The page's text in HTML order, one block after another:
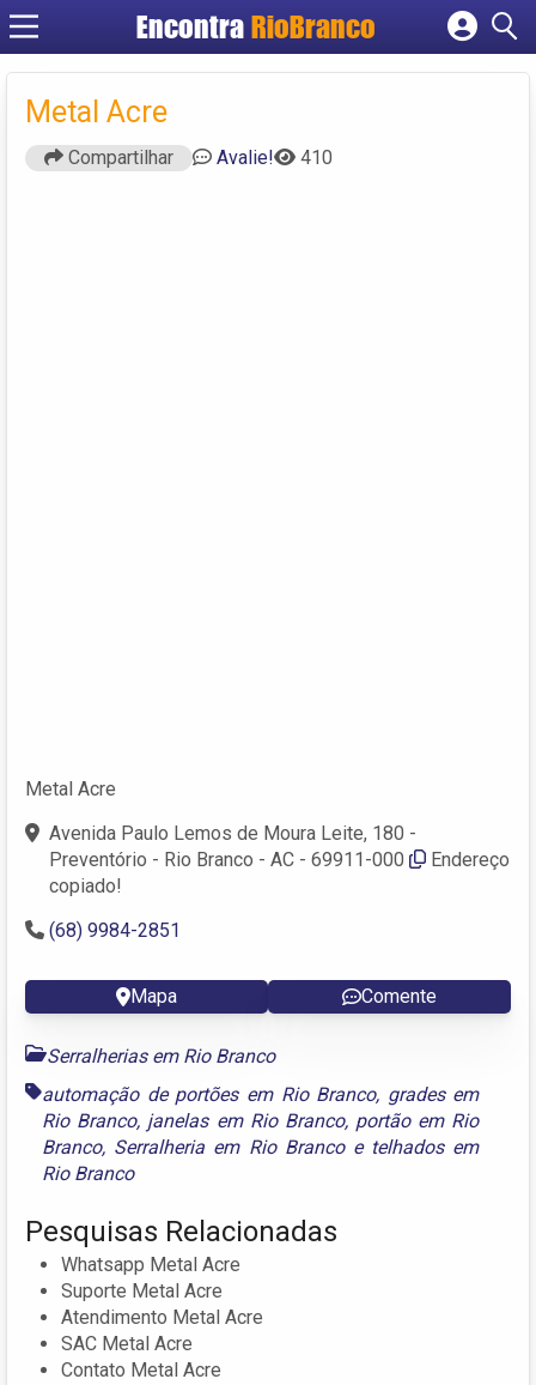
Encontra RioBranco
Cadastrar empresa
Metal Acre
Compartilhar Avalie! 410
Metal Acre
Avenida Paulo Lemos de Moura Leite, 180 -
Preventório - Rio Branco - AC - 69911-000
Endereço
copiado!
(68) 9984-2851
Mapa Comente
Serralherias em Rio Branco
automação de portões em Rio Branco, grades em
Rio Branco, janelas em Rio Branco, portão em Rio
Branco, Serralheria em Rio Brancoe telhados em
Rio Branco
Pesquisas Relacionadas
Whatsapp Metal Acre
Suporte Metal Acre
Atendimento Metal Acre
SAC Metal Acre
Contato Metal Acre